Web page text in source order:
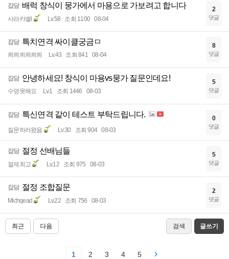
잡담 배럭 창식이 뭉가에서 마용으로 가보려고 합니다
사라카엘l Lv.58 조회 1100 08-04
2
댓글
잡담 특치연격 싸이클궁금ㅁ
릐릐릐릐릐릐 Lv.43 조회 841 08-04
8
댓글
잡담 안녕하세요! 창식이 마용vs뭉가 질문인데요!
수영못해요 Lv.1 조회 1446 08-03
5
댓글
잡담 특신연격 같이 테스트 부탁드립니다.
질문하러왔음 Lv.30 조회 904 08-03
0
댓글
잡담 절정 선배님들
절제최고 Lv.12 조회 975 08-03
5
댓글
잡담 절정 조합질문
Michqead Lv.22 조회 756 08-03
2
댓글
최근 다음 검색 글쓰기
1 2 3 4 5